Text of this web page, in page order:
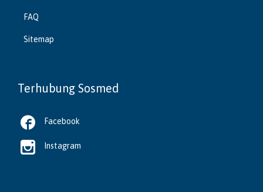
FAQ
Sitemap
Terhubung Sosmed
 Facebook
 Instagram